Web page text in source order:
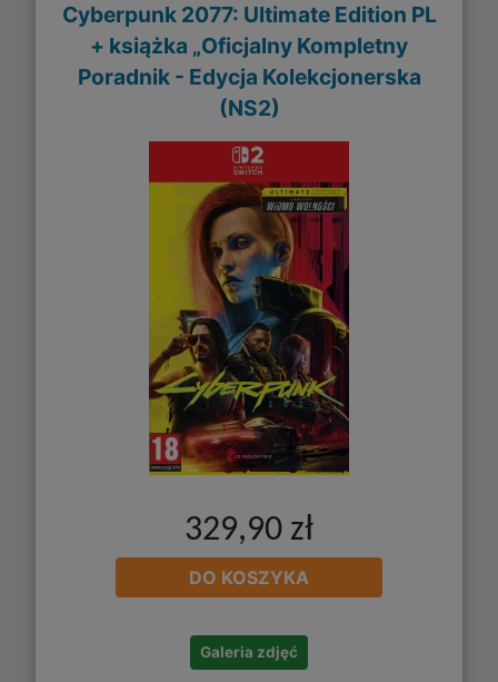
Cyberpunk 2077: Ultimate Edition PL
+ książka „Oficjalny Kompletny
Poradnik - Edycja Kolekcjonerska
(NS2)
329,90 zł
DO KOSZYKA
Galeria zdjęć